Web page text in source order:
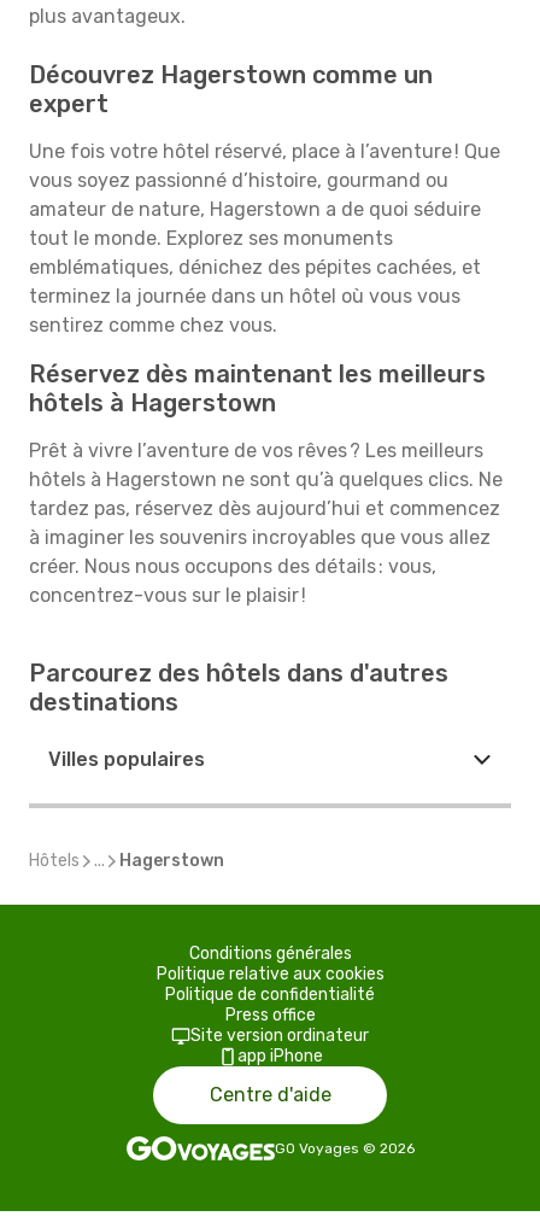
plus avantageux.
Découvrez Hagerstown comme un
expert
Une fois votre hôtel réservé, place à l’aventure ! Que
vous soyez passionné d’histoire, gourmand ou
amateur de nature, Hagerstown a de quoi séduire
tout le monde. Explorez ses monuments
emblématiques, dénichez des pépites cachées, et
terminez la journée dans un hôtel où vous vous
sentirez comme chez vous.
Réservez dès maintenant les meilleurs
hôtels à Hagerstown
Prêt à vivre l’aventure de vos rêves ? Les meilleurs
hôtels à Hagerstown ne sont qu’à quelques clics. Ne
tardez pas, réservez dès aujourd’hui et commencez
à imaginer les souvenirs incroyables que vous allez
créer. Nous nous occupons des détails : vous,
concentrez-vous sur le plaisir !
Parcourez des hôtels dans d'autres
destinations
Villes populaires
Hôtels ... Hagerstown
Conditions générales
Politique relative aux cookies
Politique de confidentialité
Press office
Site version ordinateur
app iPhone
Centre d'aide
GO Voyages © 2026